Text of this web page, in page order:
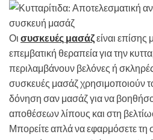
Οι συσκευές μασάζείναι επίσης
επεμβατική θεραπεία για την
περιλαμβάνουν βελόνες ή
συσκευές μασάζ χρησιμοποιούν
δόνηση σαν μασάζ για να
αποθέσεων λίπους και στη
Μπορείτε απλά να εφαρμόσετε τη